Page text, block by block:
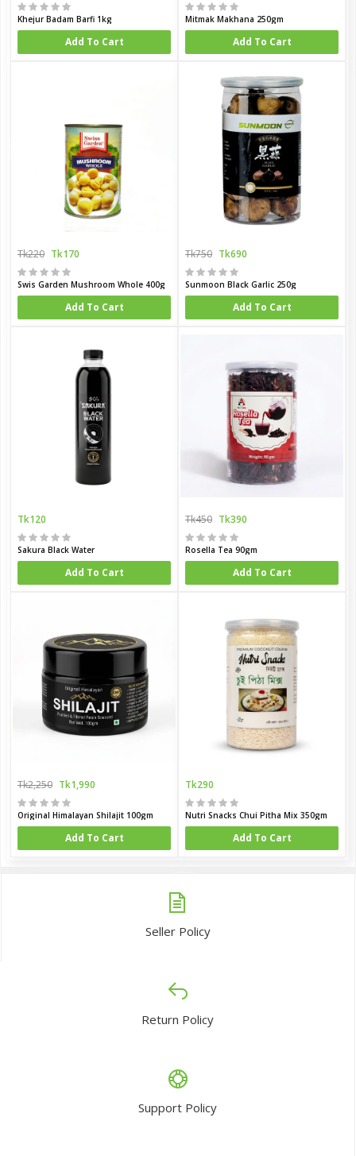
Khejur Badam Barfi 1kg
Add To Cart
Mitmak Makhana 250gm
Add To Cart
Tk220 Tk170
Swis Garden Mushroom Whole 400g
Add To Cart
Tk750 Tk690
Sunmoon Black Garlic 250g
Add To Cart
Tk120
Sakura Black Water
Add To Cart
Tk450 Tk390
Rosella Tea 90gm
Add To Cart
Tk2,250 Tk1,990
Original Himalayan Shilajit 100gm
Add To Cart
Tk290
Nutri Snacks Chui Pitha Mix 350gm
Add To Cart
Seller Policy
Return Policy
Support Policy